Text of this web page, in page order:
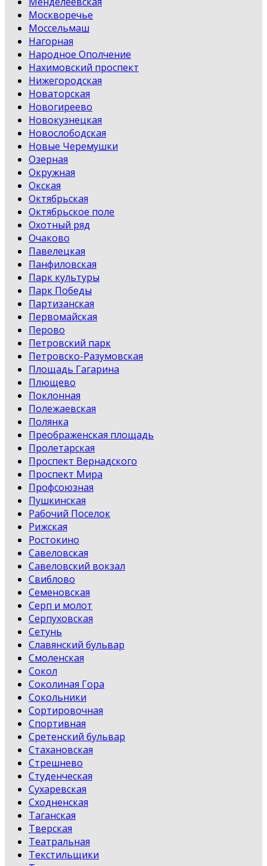
Москворечье
Моссельмаш
Нагорная
Народное Ополчение
Нахимовский проспект
Нижегородская
Новаторская
Новогиреево
Новокузнецкая
Новослободская
Новые Черемушки
Озерная
Окружная
Окская
Октябрьская
Октябрьское поле
Охотный ряд
Очаково
Павелецкая
Панфиловская
Парк культуры
Парк Победы
Партизанская
Первомайская
Перово
Петровский парк
Петровско-Разумовская
Площадь Гагарина
Плющево
Поклонная
Полежаевская
Полянка
Преображенская площадь
Пролетарская
Проспект Вернадского
Проспект Мира
Профсоюзная
Пушкинская
Рабочий Поселок
Рижская
Ростокино
Савеловская
Савеловский вокзал
Свиблово
Семеновская
Серп и молот
Серпуховская
Сетунь
Славянский бульвар
Смоленская
Сокол
Соколиная Гора
Сокольники
Сортировочная
Спортивная
Сретенский бульвар
Стахановская
Стрешнево
Студенческая
Сухаревская
Сходненская
Таганская
Тверская
Театральная
Текстильщики